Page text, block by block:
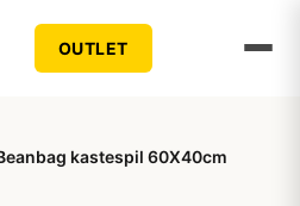
OUTLET
kastespil 60X40cm